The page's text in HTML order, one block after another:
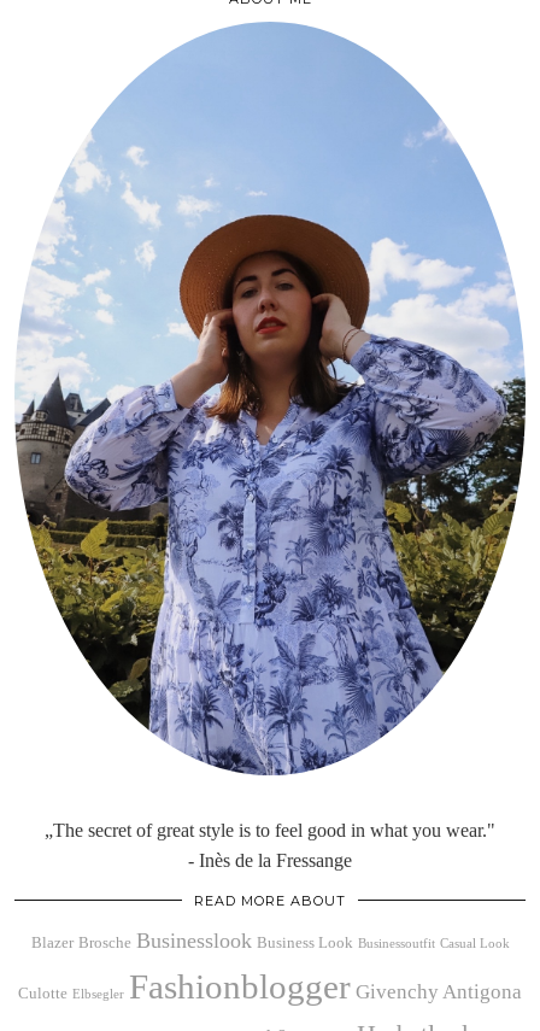
„The secret of great style is to feel good in what you wear."
- Inès de la Fressange
READ MORE ABOUT
Blazer Brosche Businesslook Business Look Businessoutfit Casual Look
Culotte Elbsegler Fashionblogger Givenchy Antigona